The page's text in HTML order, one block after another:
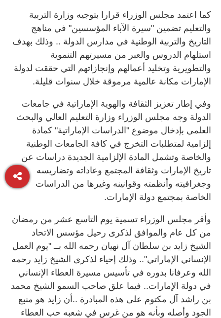
كما اعتمد مجلس الوزراء قرارا بتوجيه وزارة التربية
والتعليم تضمين "سيرة الآباء المؤسسين" في مناهج
التاريخ والتربية الوطنية في مدارس الدولة .. وذلك بهدف
استلهام الدروس والعبر من مسيرتهم التنموية
والتطويرية وتخليد أعمالهم وإنجازاتهم التي حققت لدولة
الإمارات مكانة عالمية مرموقة خلال سنوات قليلة.
وفي إطار تعزيز الثقافة والهوية الإماراتية في جامعات
الدولة وجه مجلس الوزراء وزارة التعليم العالي والبحث
العلمي بإدخال موضوع "الدراسات الإماراتية" كمادة
إلزامية لمتطلبات التخرج في كافة الجامعات الوطنية
والخاصة وتشمل المادة الإلزامية الجديدة دراسات عن
تاريخ الإمارات وثقافة المجتمع وعاداته وتضاريسه
وجغرافيته وأنظمته وقوانينه وغيرها من الدراسات
الخاصة بمجتمع دولة الإمارات.
وأقر مجلس الوزراء تسمية يوم التاسع عشر من رمضان
من كل عام والموافق لذكرى رحيل مؤسس الاتحاد
الشيخ زايد بن سلطان آل نهيان رحمه الله بــ "يوم العمل
الإنساني الإماراتي".. وذلك إحياء لذكرى الشيخ زايد رحمه
الله وعرفانا بدوره في تأسيس مسيرة العطاء الإنساني
في دولة الإمارات.. فيما علق صاحب السمو الشيخ محمد
بن راشد آل مكتوم على هذه المبادرة ..أن زايد هو منبع
الجود وأصله وبأنه هو من غرس في شعبه حب العطاء